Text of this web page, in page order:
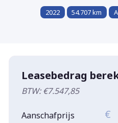
2022 54.707 km
Leasebedrag
BTW: €7.547,85
Aanschafprijs €